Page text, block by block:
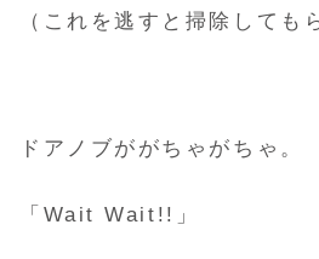
（これを逃すと掃除しても
ドアノブががちゃがちゃ。
「Wait Wait!!」